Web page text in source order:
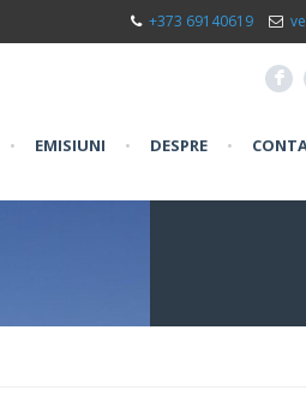
+373 69140619
F
• EMISIUNI • DESPRE •